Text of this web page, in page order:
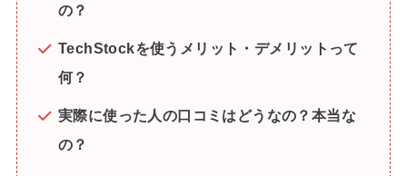
の？
TechStockを使うメリット・デメリットって
何？
実際に使った人の口コミはどうなの？本当な
の？